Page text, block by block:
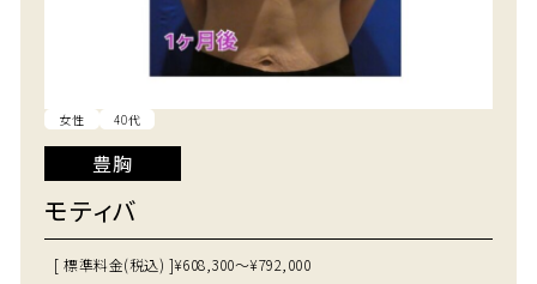
女性 40代
豊胸
モティバ
[ 標準料金(税込) ]¥608,300～¥792,000